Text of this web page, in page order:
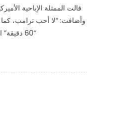
قالت الممثلة الإباحية
وأضافت: “لا أحب ترامب، كما
“60 دقيقة” الأسترالي، عندما سألت المذيعة الممثلة، إن كانت تشعر بالأسف أو الحزن على ترامب نظرا […]